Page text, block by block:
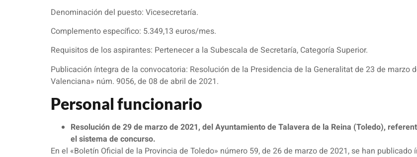
Denominación del puesto: Vicesecretaría.
Complemento específico: 5.349,13 euros/mes.
Requisitos de los aspirantes: Pertenecer a la Subescala de Secretaría, Categoría Superior.
Publicación íntegra de la convocatoria: Resolución de la Presidencia de la Generalitat de 23 de marzo
Valenciana» núm. 9056, de 08 de abril de 2021.
Personal funcionario
Resolución de 29 de marzo de 2021, del Ayuntamiento de Talavera de la Reina (Toledo),
el sistema de concurso.
En el «Boletín Oficial de la Provincia de Toledo» número 59, de 26 de marzo de 2021, se han